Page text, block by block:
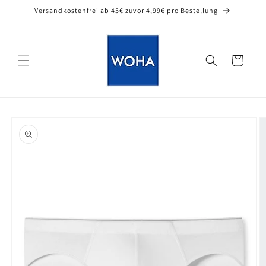
Versandkostenfrei ab 45€ zuvor 4,99€ pro Bestellung
Warenkorb